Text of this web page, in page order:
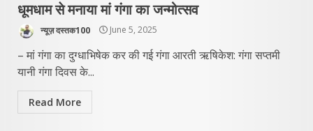
धूमधाम से मनाया मां गंगा का जन्मोत्सव
न्यूज़ दस्तक100 June 5, 2025
– मां गंगा का दुग्धाभिषेक कर की गई गंगा आरती ऋषिकेश: गंगा सप्तमी
यानी गंगा दिवस के...
Read More